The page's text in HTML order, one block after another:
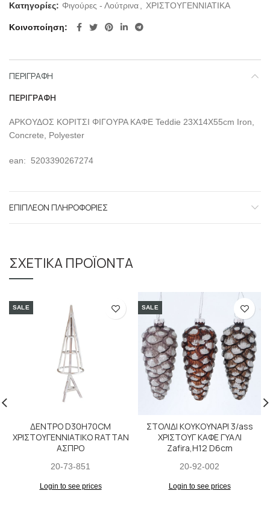
Κατηγορίες: Φιγούρες - Λούτρινα ΧΡΙΣΤΟΥΓΕΝΝΙΑΤΙΚΑ
Κοινοποίηση
ΠΕΡΙΓΡΑΦΉ
ΠΕΡΙΓΡΑΦΉ
ΑΡΚΟΥΔΟΣ ΚΟΡΙΤΣΙ ΦΙΓΟΥΡΑ ΚΑΦΕ Teddie 23Χ14Χ55cm Iron,
Concrete, Polyester
ean: 5203390267274
ΕΠΙΠΛΈΟΝ ΠΛΗΡΟΦΟΡΊΕΣ
ΣΧΕΤΙΚΆ ΠΡΟΪΌΝΤΑ
SALE
ΔΕΝΤΡΟ D30H70CM
ΧΡΙΣΤΟΥΓΕΝΝΙΑΤΙΚΟ RATTAN
ΑΣΠΡΟ
20-73-851
Login to see prices
SALE
ΣΤΟΛΙΔΙ ΚΟΥΚΟΥΝΑΡΙ 3/ass
ΧΡΙΣΤΟΥΓ ΚΑΦΕ ΓΥΑΛΙ
Zafira,H12 D6cm
20-92-002
Login to see prices